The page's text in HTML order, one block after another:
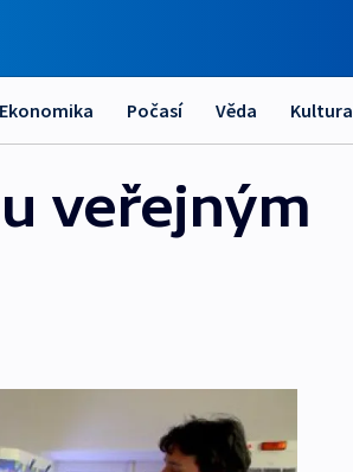
Ekonomika Počasí Věda Kultura
veřejným